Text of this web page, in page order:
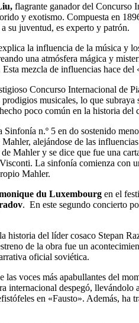
flagrante ganador del Concurso
y exotismo. Compuesta en
su juventud, es experto y patrón.
la influencia de la música y
una atmósfera mágica y
mezcla de influencias hace
Concurso Internacional de
musicales, lo que
poco común en la historia del
n.º 5 en do sostenido
alejándose de las
Mahler y se dice que fue una
La sinfonía comienza con
Mahler.
du Luxembourg en el
. En este segundo concierto
historia del líder cosaco Stepan
de la obra fue un
oficial soviética.
voces más apabullantes del
internacional despegó,
en «Fausto». Además,